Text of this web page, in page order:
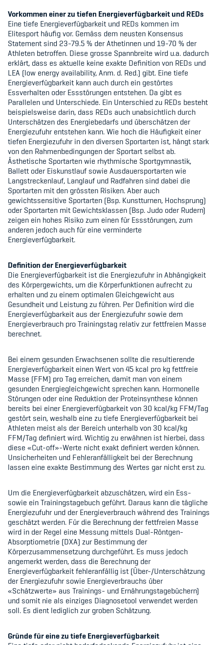
Netzwerk
Vorkommen einer zu tiefen Energieverfügbarkeit und REDs
Eine tiefe Energieverfügbarkeit und REDs kommen im
Elitesport häufig vor. Gemäss dem neusten Konsensus
Statement sind 23-79.5 % der Athetinnen und 19-70 % der
Athleten betroffen. Diese grosse Spannbreite wird u.a. dadurch
erklärt, dass es aktuelle keine exakte Definition von REDs und
LEA (low energy availability, Anm. d. Red.) gibt. Eine tiefe
Energieverfügbarkeit kann auch durch ein gestörtes
Essverhalten oder Essstörungen entstehen. Da gibt es
Parallelen und Unterschiede. Ein Unterschied zu REDs besteht
beispielsweise darin, dass REDs auch unabsichtlich durch
Unterschätzen des Energiebedarfs und überschätzen der
Energiezufuhr entstehen kann. Wie hoch die Häufigkeit einer
tiefen Energiezufuhr in den diversen Sportarten ist, hängt stark
von den Rahmenbedingungen der Sportart selbst ab.
Ästhetische Sportarten wie rhythmische Sportgymnastik,
Ballett oder Eiskunstlauf sowie Ausdauersportarten wie
Langstreckenlauf, Langlauf und Radfahren sind dabei die
Sportarten mit den grössten Risiken. Aber auch
gewichtssensitive Sportarten (Bsp. Kunstturnen, Hochsprung)
oder Sportarten mit Gewichtsklassen (Bsp. Judo oder Rudern)
zeigen ein hohes Risiko zum einen für Essstörungen, zum
anderen jedoch auch für eine verminderte
Energieverfügbarkeit.
Definition der Energieverfügbarkeit
Die Energieverfügbarkeit ist die Energiezufuhr in Abhängigkeit
des Körpergewichts, um die Körperfunktionen aufrecht zu
erhalten und zu einem optimalen Gleichgewicht aus
Gesundheit und Leistung zu führen. Per Definition wird die
Energieverfügbarkeit aus der Energiezufuhr sowie dem
Energieverbrauch pro Trainingstag relativ zur fettfreien Masse
berechnet.
Bei einem gesunden Erwachsenen sollte die resultierende
Energieverfügbarkeit einen Wert von 45 kcal pro kg fettfreie
Masse (FFM) pro Tag erreichen, damit man von einem
gesunden Energiegleichgewicht sprechen kann. Hormonelle
Störungen oder eine Reduktion der Proteinsynthese können
bereits bei einer Energieverfügbarkeit von 30 kcal/kg FFM/Tag
gestört sein, weshalb eine zu tiefe Energieverfügbarkeit bei
Athleten meist als der Bereich unterhalb von 30 kcal/kg
FFM/Tag definiert wird. Wichtig zu erwähnen ist hierbei, dass
diese «Cut-off»-Werte nicht exakt definiert werden können.
Unsicherheiten und Fehleranfälligkeit bei der Berechnung
lassen eine exakte Bestimmung des Wertes gar nicht erst zu.
Um die Energieverfügbarkeit abzuschätzen, wird ein Ess-
sowie ein Trainingstagebuch geführt. Daraus kann die tägliche
Energiezufuhr und der Energieverbrauch während des Trainings
geschätzt werden. Für die Berechnung der fettfreien Masse
wird in der Regel eine Messung mittels Dual-Röntgen-
Absorptiometrie (DXA) zur Bestimmung der
Körperzusammensetzung durchgeführt. Es muss jedoch
angemerkt werden, dass die Berechnung der
Energieverfügbarkeit fehleranfällig ist (Über-/Unterschätzung
der Energiezufuhr sowie Energieverbrauchs über
«Schätzwerte» aus Trainings- und Ernährungstagebüchern)
und somit nie als einziges Diagnosetool verwendet werden
soll. Es dient lediglich zur groben Schätzung.
Gründe für eine zu tiefe Energieverfügbarkeit